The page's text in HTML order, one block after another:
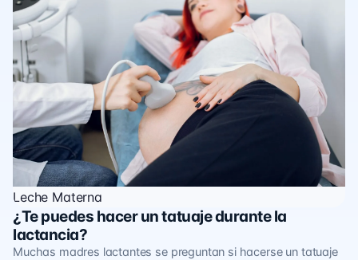
Leche Materna
¿Te puedes hacer un tatuaje durante la
lactancia?
Muchas madres lactantes se preguntan si hacerse un tatuaje